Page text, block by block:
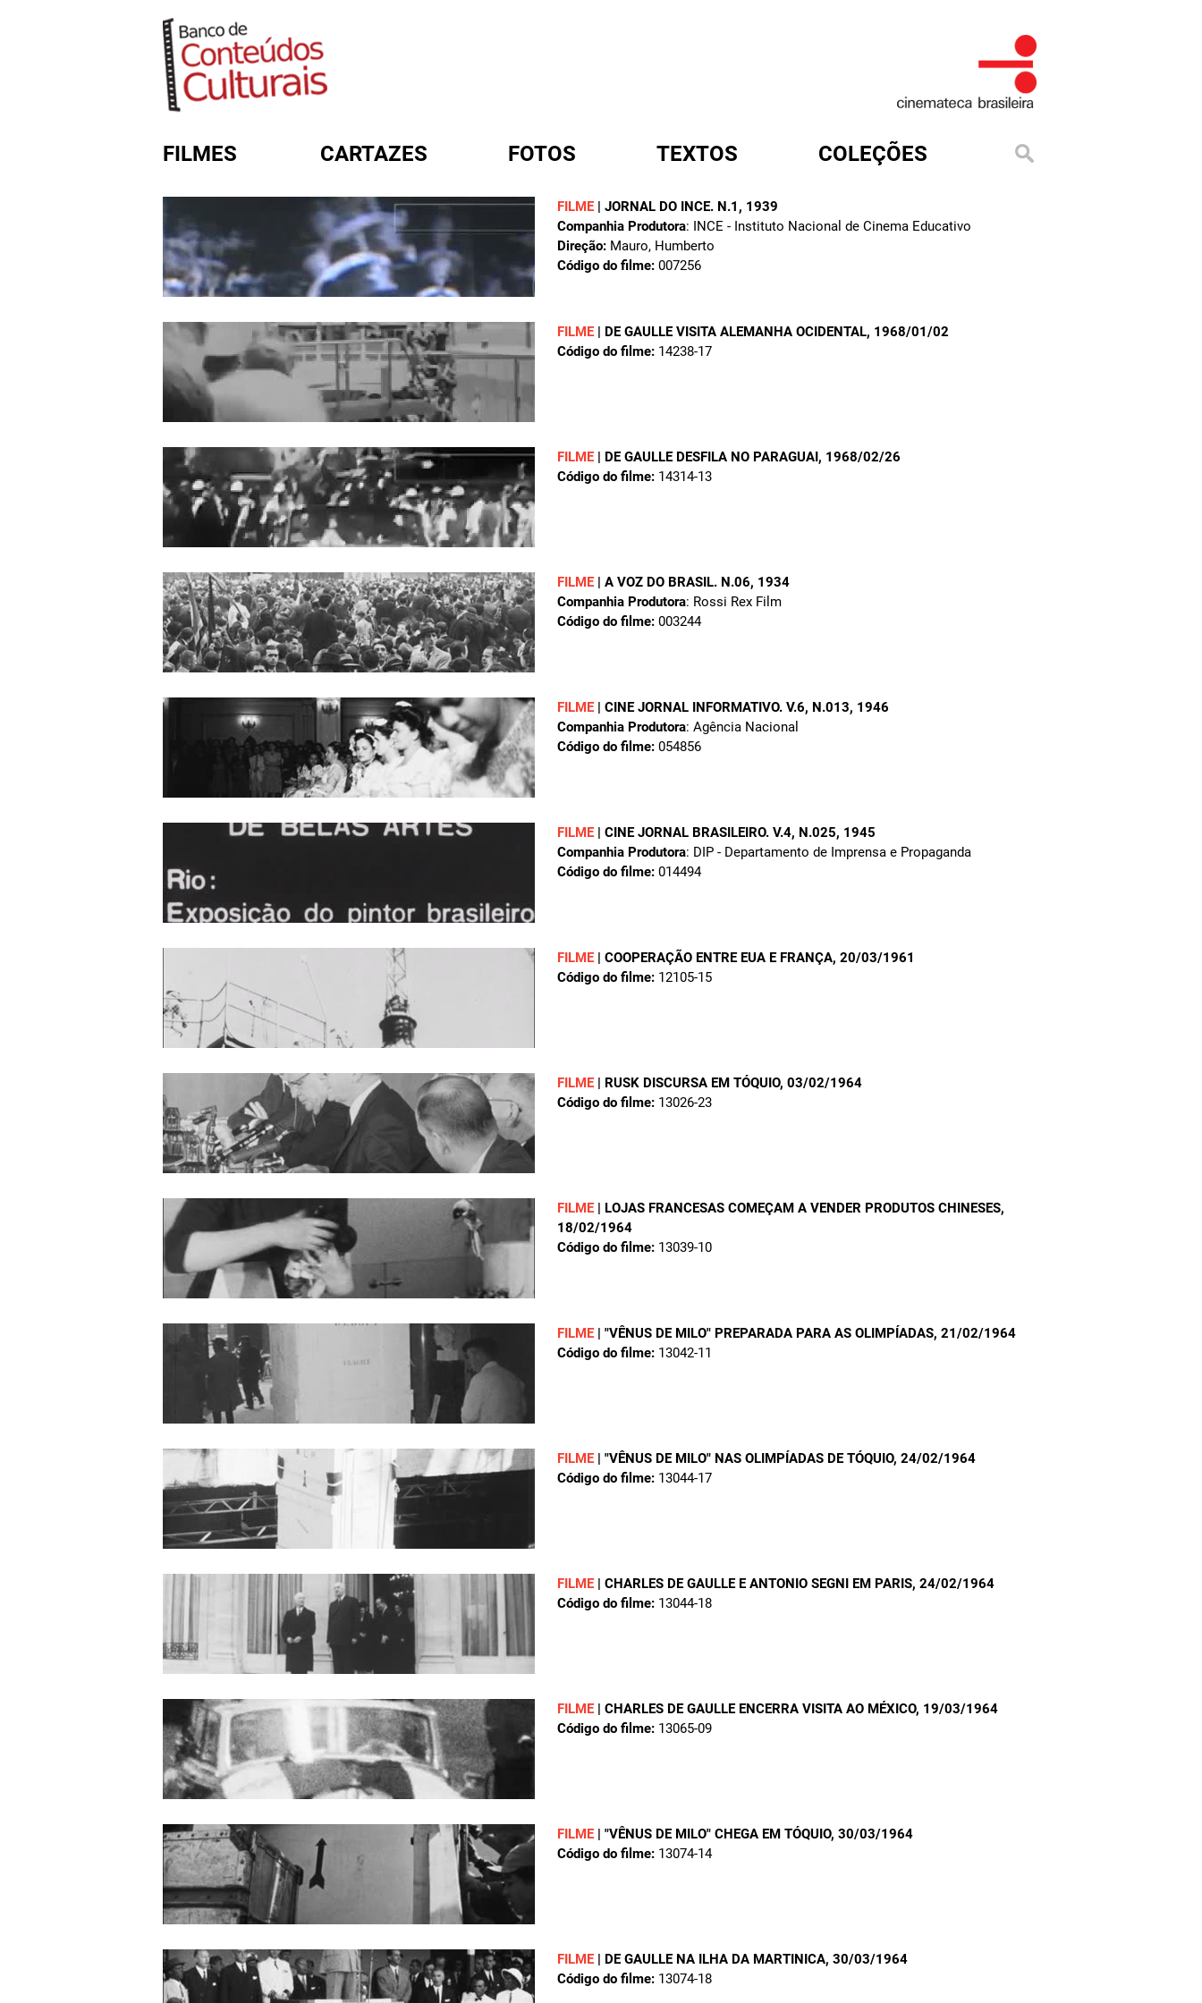
FILMES CARTAZES FOTOS TEXTOS COLEÇÕES
FILME | JORNAL DO INCE. N.1 , 1939
Companhia Produtora: INCE - Instituto Nacional de Cinema Educativo
Direção: Mauro, Humberto
Código do filme: 007256
FILME | DE GAULLE VISITA ALEMANHA OCIDENTAL, 1968/01/02
Código do filme: 14238-17
FILME | DE GAULLE DESFILA NO PARAGUAI, 1968/02/26
Código do filme: 14314-13
FILME | A VOZ DO BRASIL. N.06, 1934
Companhia Produtora: Rossi Rex Film
Código do filme: 003244
FILME | CINE JORNAL INFORMATIVO. V.6, N.013, 1946
Companhia Produtora: Agência Nacional
Código do filme: 054856
FILME | CINE JORNAL BRASILEIRO. V.4, N.025, 1945
Companhia Produtora: DIP - Departamento de Imprensa e Propaganda
Código do filme: 014494
FILME | COOPERAÇÃO ENTRE EUA E FRANÇA, 20/03/1961
Código do filme: 12105-15
FILME | RUSK DISCURSA EM TÓQUIO, 03/02/1964
Código do filme: 13026-23
FILME | LOJAS FRANCESAS COMEÇAM A VENDER PRODUTOS CHINESES,
18/02/1964
Código do filme: 13039-10
FILME | "VÊNUS DE MILO" PREPARADA PARA AS OLIMPÍADAS, 21/02/1964
Código do filme: 13042-11
FILME | "VÊNUS DE MILO" NAS OLIMPÍADAS DE TÓQUIO, 24/02/1964
Código do filme: 13044-17
FILME | CHARLES DE GAULLE E ANTONIO SEGNI EM PARIS, 24/02/1964
Código do filme: 13044-18
FILME | CHARLES DE GAULLE ENCERRA VISITA AO MÉXICO, 19/03/1964
Código do filme: 13065-09
FILME | "VÊNUS DE MILO" CHEGA EM TÓQUIO, 30/03/1964
Código do filme: 13074-14
FILME | DE GAULLE NA ILHA DA MARTINICA, 30/03/1964
Código do filme: 13074-18
FORMULÁRIO DE BUSCA